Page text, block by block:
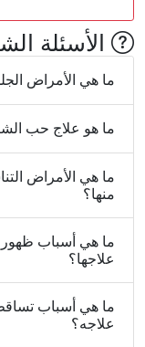
الأسئلة
ما هي الأمراض
ما هو علاج حب
ما هي الأمراض
منها؟
ما هي أسباب ظهور
علاجها؟
ما هي أسباب
علاجه؟